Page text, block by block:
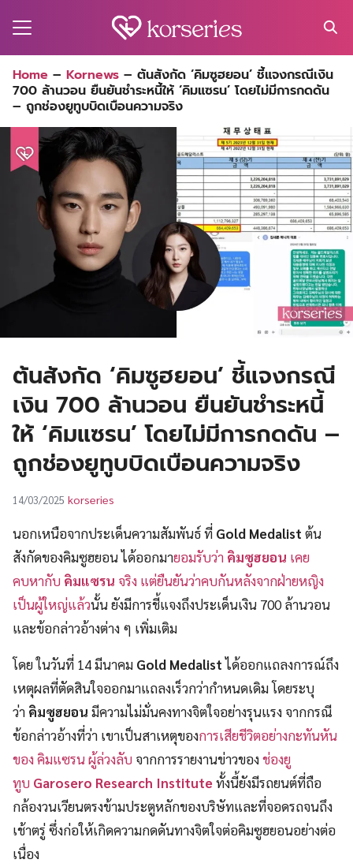
for:
Home – Kornews – ต้นสังกัด ‘คิมซูฮยอน’ ชี้แจงกรณีเงิน
700 ล้านวอน ยืนยันชำระหนี้ให้ ‘คิมแซรน’ โดยไม่มีการกดดัน
– ถูกช่องยูทูบบิดเบือนความจริง
ต้นสังกัด ‘คิมซูฮยอน’ ชี้แจงกรณี
เงิน 700 ล้านวอน ยืนยันชำระหนี้
ให้ ‘คิมแซรน’ โดยไม่มีการกดดัน –
ถูกช่องยูทูบบิดเบือนความจริง
14/03/2025 korseries
นอกเหนือจากประเด็นความสัมพันธ์ ที่ Gold Medalist ต้น
สังกัดของคิมซูฮยอน ได้ออกมายอมรับว่า คิมซูฮยอน เคย
คบหากับ คิมแซรน จริง แต่ยืนยันว่าคบกันหลังจากฝ่ายหญิง
เป็นผู้ใหญ่แล้วนั้น ยังมีการชี้แจงถึงประเด็นเงิน 700 ล้านวอน
และข้อกล่าวอ้างต่าง ๆ เพิ่มเติม
โดย ในวันที่ 14 มีนาคม Gold Medalistได้ออกแถลงการณ์ถึง
เหตุผลที่ตัดสินใจออกมาแถลงเร็วกว่ากำหนดเดิม โดยระบุ
ว่า คิมซูฮยอน มีความไม่มั่นคงทางจิตใจอย่างรุนแรง จากกรณี
ข้อกล่าวอ้างที่ว่า เขาเป็นสาเหตุของการเสียชีวิตอย่างกะทันหัน
ของ คิมแซรน ผู้ล่วงลับ จากการรายงานข่าวของช่องยู
ทูบ Garosero Research Instituteทั้งนี้ยังมีรถยนต์ที่ถือ
กล้องวนเวียนตรงข้ามประตูหลักของบริษัทและที่จอดรถจนถึง
เช้าตรู่ ซึ่งก่อให้เกิดความกดดันทางจิตใจต่อคิมซูฮยอนอย่างต่อ
เนื่อง